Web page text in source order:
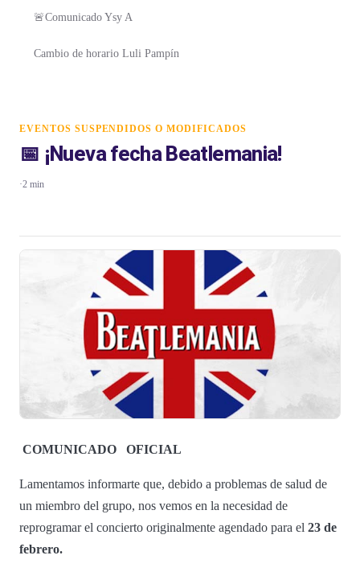
🚨Comunicado Ysy A
Cambio de horario Luli Pampín
EVENTOS SUSPENDIDOS O MODIFICADOS
📅 ¡Nueva fecha Beatlemania!
·2 min
COMUNICADO OFICIAL
Lamentamos informarte que, debido a problemas de salud de
un miembro del grupo, nos vemos en la necesidad de
reprogramar el concierto originalmente agendado para el 23 de
febrero.